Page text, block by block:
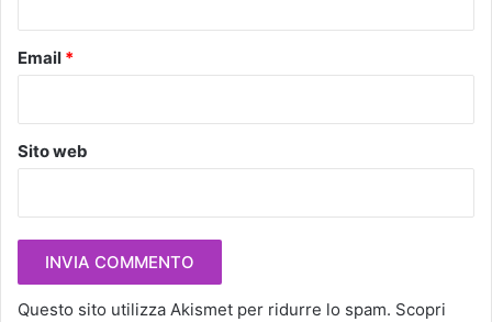
Email *
Sito web
Questo sito utilizza Akismet per ridurre lo spam. Scopri